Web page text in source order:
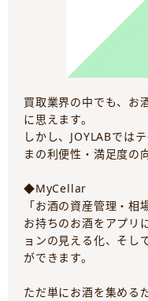
買取業界の中でも、お
に思えます。
しかし、JOYLABでは
まの利便性・満足度の
◆MyCellar
「お酒の資産管理・相
お持ちのお酒をアプリ
ョンの見える化、そし
ができます。
ただ単にお酒を集める